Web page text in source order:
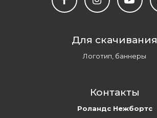
Для скачивания
Логотип, баннеры
Контакты
Роландс Нежбортс